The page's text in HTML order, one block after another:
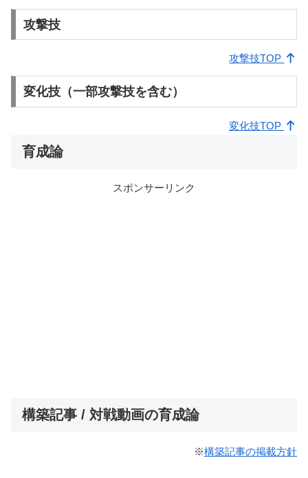
攻撃技
攻撃技TOP
変化技（一部攻撃技を含む）
変化技TOP
育成論
スポンサーリンク
構築記事 / 対戦動画の育成論
※構築記事の掲載方針